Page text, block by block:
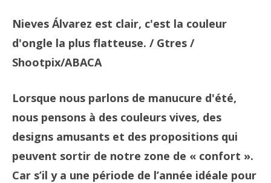
Nieves Álvarez est clair, c'est la couleur
d'ongle la plus flatteuse. / Gtres /
Shootpix/ABACA
Lorsque nous parlons de manucure d'été,
nous pensons à des couleurs vives, des
designs amusants et des propositions qui
peuvent sortir de notre zone de « confort ».
Car s’il y a une période de l’année idéale pour